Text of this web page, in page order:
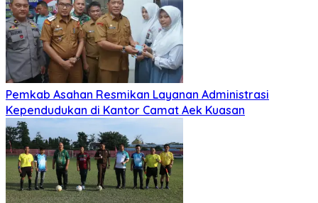
Pemkab Asahan Resmikan Layanan Administrasi
Kependudukan di Kantor Camat Aek Kuasan